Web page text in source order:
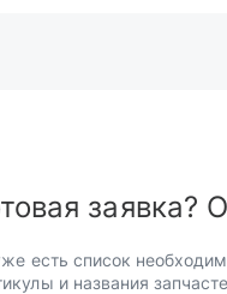
заявка?
есть список
и названия